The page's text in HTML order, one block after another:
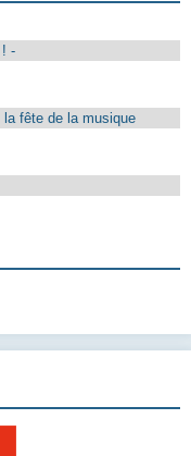
! -
fête de la musique